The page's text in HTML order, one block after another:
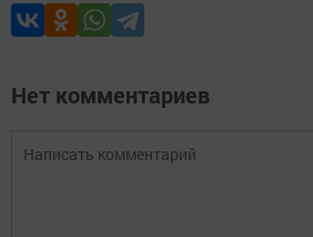
Нет комментариев